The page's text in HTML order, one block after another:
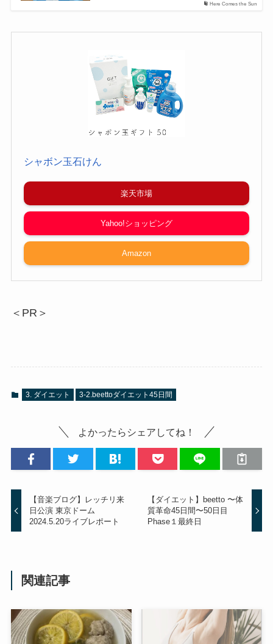
Here Comes the Sun
シャボン玉石けん
楽天市場
Yahoo!ショッピング
Amazon
＜PR＞
3. ダイエット 3-2.beettoダイエット45日間
よかったらシェアしてね！
【音楽ブログ】レッチリ来
日公演 東京ドーム
2024.5.20ライブレポート
【ダイエット】beetto 〜体
質革命45日間〜50日目
Phase１最終日
関連記事